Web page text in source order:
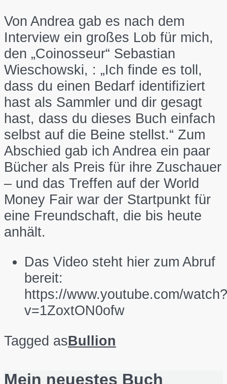
Von Andrea gab es nach dem
Interview ein großes Lob für mich,
den „Coinosseur“ Sebastian
Wieschowski, : „Ich finde es toll,
dass du einen Bedarf identifiziert
hast als Sammler und dir gesagt
hast, dass du dieses Buch einfach
selbst auf die Beine stellst.“ Zum
Abschied gab ich Andrea ein paar
Bücher als Preis für ihre Zuschauer
– und das Treffen auf der World
Money Fair war der Startpunkt für
eine Freundschaft, die bis heute
anhält.
Das Video steht hier zum Abruf
bereit:
https://www.youtube.com/watch?
v=1ZoxtON0ofw
Tagged asBullion
Mein neuestes Buch